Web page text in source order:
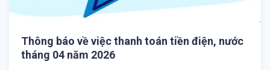
Thông báo về việc thanh toán tiền điện, nước
tháng 04 năm 2026